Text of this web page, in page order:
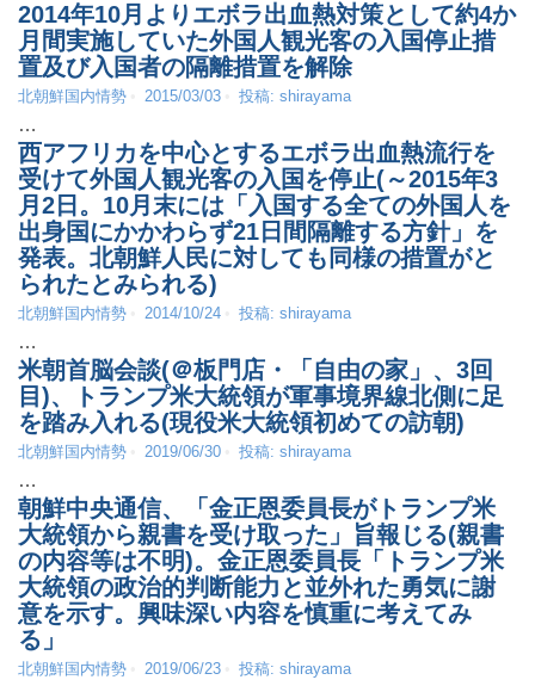
2014年10月よりエボラ出血熱対策として約4か
月間実施していた外国人観光客の入国停止措
置及び入国者の隔離措置を解除
北朝鮮国内情勢 2015/03/03 投稿: shirayama
…
西アフリカを中心とするエボラ出血熱流行を
受けて外国人観光客の入国を停止(～2015年3
月2日。10月末には「入国する全ての外国人を
出身国にかかわらず21日間隔離する方針」を
発表。北朝鮮人民に対しても同様の措置がと
られたとみられる)
北朝鮮国内情勢 2014/10/24 投稿: shirayama
…
米朝首脳会談(＠板門店・「自由の家」、3回
目)、トランプ米大統領が軍事境界線北側に足
を踏み入れる(現役米大統領初めての訪朝)
北朝鮮国内情勢 2019/06/30 投稿: shirayama
…
朝鮮中央通信、「金正恩委員長がトランプ米
大統領から親書を受け取った」旨報じる(親書
の内容等は不明)。金正恩委員長「トランプ米
大統領の政治的判断能力と並外れた勇気に謝
意を示す。興味深い内容を慎重に考えてみ
る」
北朝鮮国内情勢 2019/06/23 投稿: shirayama